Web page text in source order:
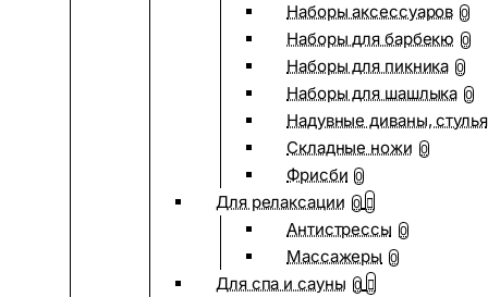
Наборы аксессуаров 0
Наборы для барбекю 0
Наборы для пикника 0
Наборы для шашлыка 0
Надувные диваны, стулья
Складные ножи 0
Фрисби 0
Для релаксации 0
Антистрессы 0
Массажеры 0
Для спа и сауны 0